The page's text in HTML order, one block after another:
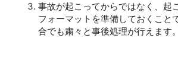
事故が起こってからではなく、起
フォーマットを準備しておくこと
合でも粛々と事後処理が行えます。